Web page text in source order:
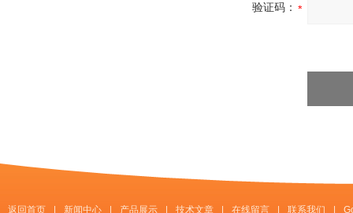
验证码：
返回首页 新闻中心 产品展示 技术文章 在线留言 联系我们